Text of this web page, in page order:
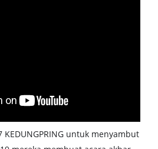
KEDUNGPRING untuk menyambut